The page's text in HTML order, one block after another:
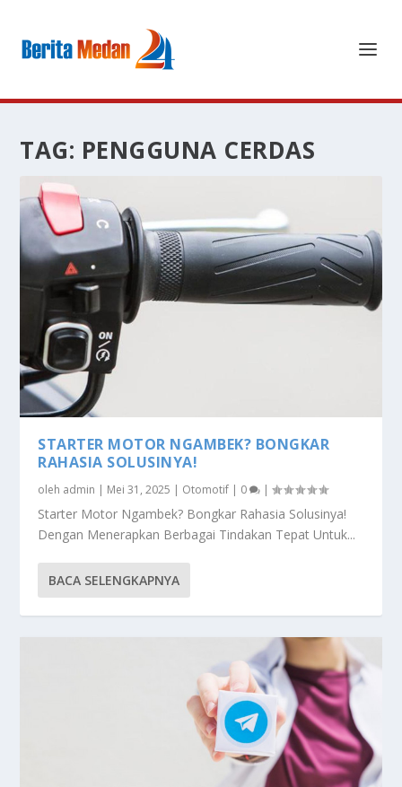
TAG: PENGGUNA CERDAS
STARTER MOTOR NGAMBEK? BONGKAR
RAHASIA SOLUSINYA!
oleh admin | Mei 31, 2025 | Otomotif | 0 |
Starter Motor Ngambek? Bongkar Rahasia Solusinya!
Dengan Menerapkan Berbagai Tindakan Tepat Untuk...
BACA SELENGKAPNYA